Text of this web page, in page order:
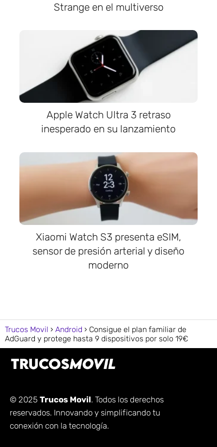
Strange en el multiverso
Apple Watch Ultra 3 retraso
inesperado en su lanzamiento
Xiaomi Watch S3 presenta eSIM,
sensor de presión arterial y diseño
moderno
Trucos Movil Android
Consigue el plan familiar de
AdGuard y protege hasta 9 dispositivos por solo 19€
© 2025 Trucos Movil. Todos los derechos
reservados. Innovando y simplificando tu
conexión con la tecnología.